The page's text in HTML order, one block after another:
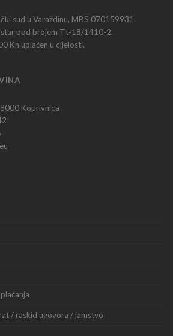
sud u Varaždinu, MBS 070159931.
pod brojem Tt-18/1410-2.
Kn uplaćen u cijelosti.
Koprivnica
/ raskid ugovora / jamstvo